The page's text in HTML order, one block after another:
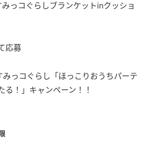
っコぐらしブランケットinクッショ
応募
っコぐらし「ほっこりおうちパーテ
る！」キャンペーン！！